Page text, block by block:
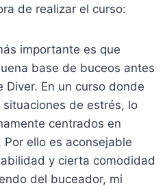
de realizar el curso:
importante es que
base de buceos antes
Diver. En un curso donde
de estrés, lo
centrados en
ello es aconsejable
y cierta comodidad
del buceador, mi